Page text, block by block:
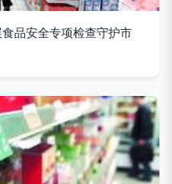
品安全专项检查守护市